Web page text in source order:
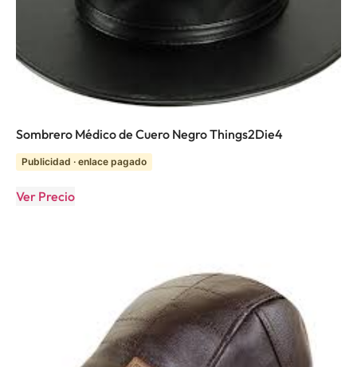
Sombrero Médico de Cuero Negro Things2Die4
Publicidad · enlace pagado
Ver Precio